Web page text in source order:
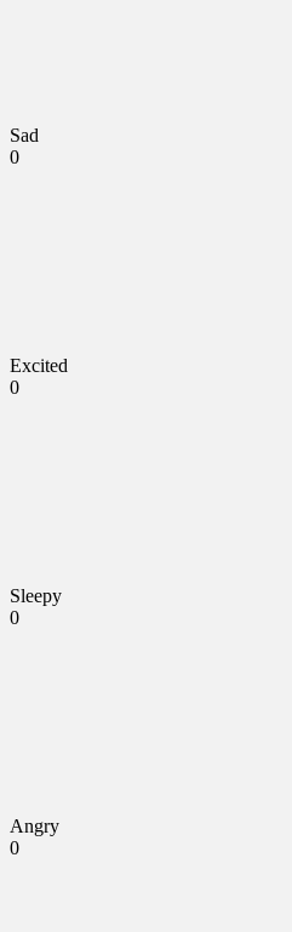
Sad
0
Excited
0
Sleepy
0
Angry
0